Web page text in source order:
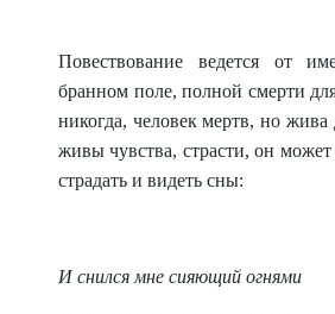
Повествование ведется от
бранном поле, полной смерти
никогда, человек мертв, но жива
живы чувства, страсти, он может
страдать и видеть сны:
И снился мне сияющий огнями